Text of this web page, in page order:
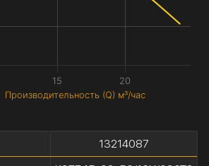
Производительность (Q) м³/час
15 20
13214087